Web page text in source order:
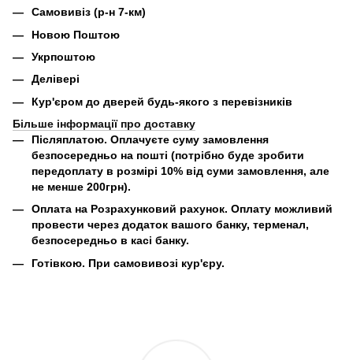
Самовивіз (р-н 7-км)
Новою Поштою
Укрпоштою
Делівері
Кур'єром до дверей будь-якого з перевізників
Більше інформації про доставку
Післяплатою. Оплачуєте суму замовлення
безпосередньо на пошті (потрібно буде зробити
передоплату в розмірі 10% від суми замовлення, але
не менше 200грн).
Оплата на Розрахунковий рахунок. Оплату можливий
провести через додаток вашого банку, терменал,
безпосередньо в касі банку.
Готівкою. При самовивозі кур'єру.